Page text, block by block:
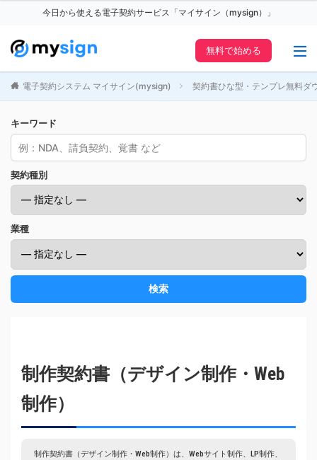
今日から使える電子契約サービス「マイサイン（mysign）」
無料で始める
電子契約システム マイサイン(mysign) 契約書ひな型・テンプレ無料ダ
キーワード
契約種別
業種
検索
制作契約書（デザイン制作・Web
制作）
制作契約書（デザイン制作・Web制作）は、Webサイト制作、LP制作、